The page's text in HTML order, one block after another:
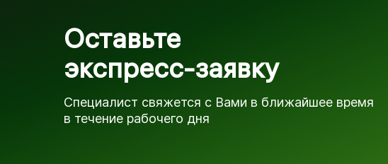
Оставьте
экспресс-заявку
Специалист свяжется с Вами в ближайшее время
в течение рабочего дня